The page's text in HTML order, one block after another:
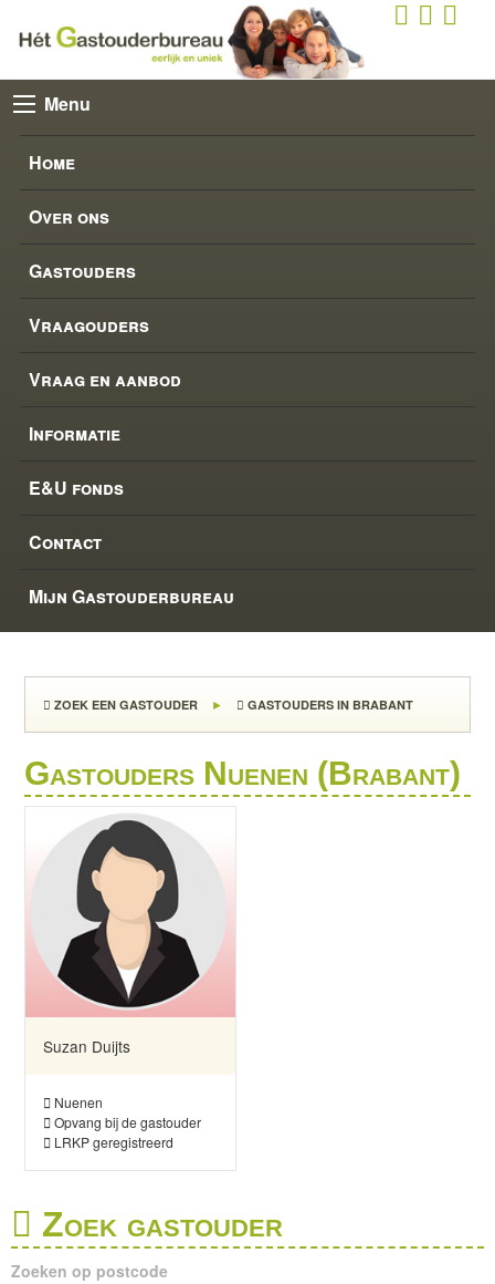
Menu
Home
Over ons
Gastouders
Vraagouders
Vraag en aanbod
Informatie
E&U fonds
Contact
Mijn Gastouderbureau
ZOEK EEN GASTOUDER GASTOUDERS IN BRABANT
Gastouders Nuenen (Brabant)
Suzan Duijts
Nuenen
Opvang bij de gastouder
LRKP geregistreerd
Zoek gastouder
Zoeken op postcode